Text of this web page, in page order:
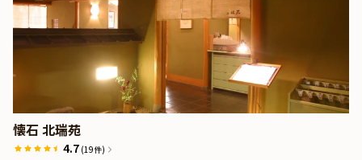
懐石 北瑞苑
4.7 (19件)